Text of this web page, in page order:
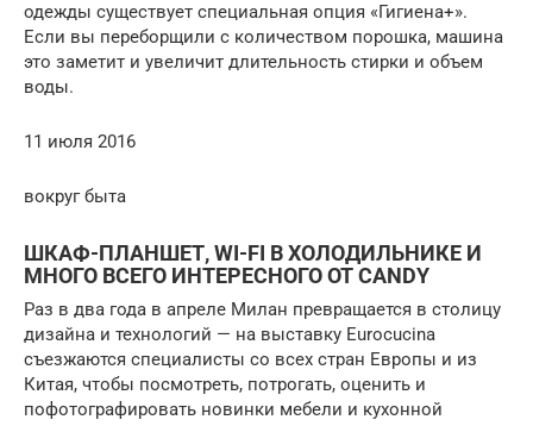
одежды существует специальная опция «Гигиена+».
Если вы переборщили с количеством порошка, машина
это заметит и увеличит длительность стирки и объем
воды.
11 июля 2016
вокруг быта
ШКАФ-ПЛАНШЕТ, WI-FI В ХОЛОДИЛЬНИКЕ И
МНОГО ВСЕГО ИНТЕРЕСНОГО ОТ CANDY
Раз в два года в апреле Милан превращается в столицу
дизайна и технологий — на выставку Eurocucina
съезжаются специалисты со всех стран Европы и из
Китая, чтобы посмотреть, потрогать, оценить и
пофотографировать новинки мебели и кухонной